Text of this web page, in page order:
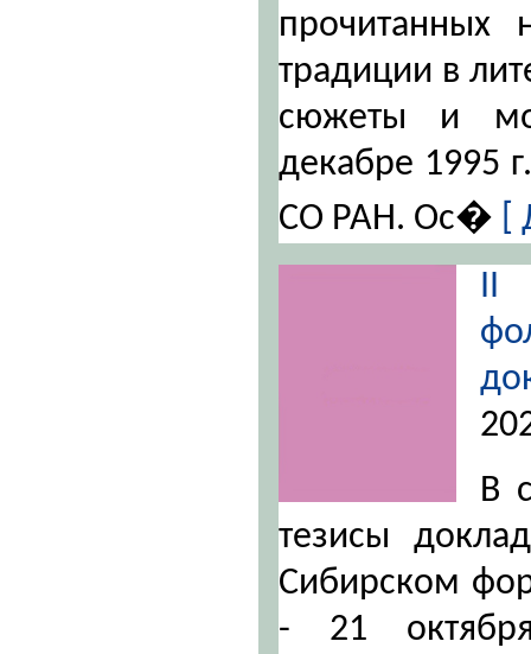
прочитанных
традиции в
сюжеты и
декабре 1995
СО РАН. Ос�
II
В
тезисы
Сибирском
- 21